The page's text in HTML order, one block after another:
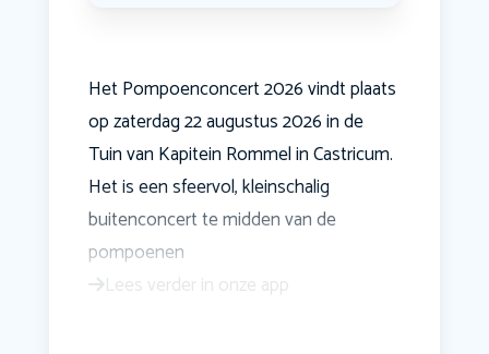
Het Pompoenconcert 2026 vindt plaats
op zaterdag 22 augustus 2026 in de
Tuin van Kapitein Rommel in Castricum.
Het is een sfeervol, kleinschalig
buitenconcert te midden van de
pompoenen
Lees verder in onze app